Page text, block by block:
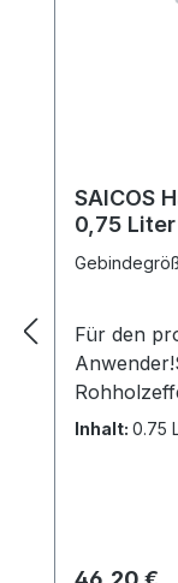
SAICOS
0,75 Liter
Für den
Inhalt: 0.75
Regulärer